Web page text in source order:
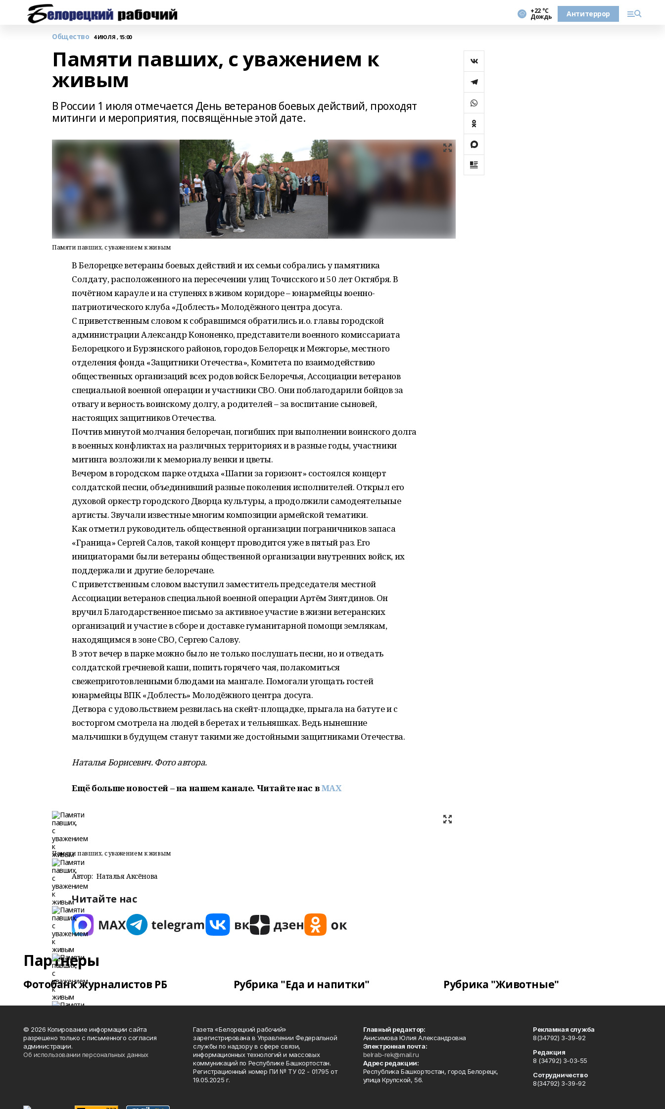
+22 °С
Дождь Антитеррор
Общество 4 ИЮЛЯ , 15:00
Памяти павших, с уважением к
живым
В России 1 июля отмечается День ветеранов боевых действий, проходят
митинги и мероприятия, посвящённые этой дате.
Памяти павших, с уважением к живым
В Белорецке ветераны боевых действий и их семьи собрались у памятника
Солдату, расположенного на пересечении улиц Точисского и 50 лет Октября. В
почётном карауле и на ступенях в живом коридоре – юнармейцы военно-
патриотического клуба «Доблесть» Молодёжного центра досуга.
С приветственным словом к собравшимся обратились и.о. главы городской
администрации Александр Кононенко, представители военного комиссариата
Белорецкого и Бурзянского районов, городов Белорецк и Межгорье, местного
отделения фонда «Защитники Отечества», Комитета по взаимодействию
общественных организаций всех родов войск Белоречья, Ассоциации ветеранов
специальной военной операции и участники СВО. Они поблагодарили бойцов за
отвагу и верность воинскому долгу, а родителей – за воспитание сыновей,
настоящих защитников Отечества.
Почтив минутой молчания белоречан, погибших при выполнении воинского долга
в военных конфликтах на различных территориях и в разные годы, участники
митинга возложили к мемориалу венки и цветы.
Вечером в городском парке отдыха «Шагни за горизонт» состоялся концерт
солдатской песни, объединивший разные поколения исполнителей. Открыл его
духовой оркестр городского Дворца культуры, а продолжили самодеятельные
артисты. Звучали известные многим композиции армейской тематики.
Как отметил руководитель общественной организации пограничников запаса
«Граница» Сергей Салов, такой концерт проводится уже в пятый раз. Его
инициаторами были ветераны общественной организации внутренних войск, их
поддержали и другие белоречане.
С приветственным словом выступил заместитель председателя местной
Ассоциации ветеранов специальной военной операции Артём Зиятдинов. Он
вручил Благодарственное письмо за активное участие в жизни ветеранских
организаций и участие в сборе и доставке гуманитарной помощи землякам,
находящимся в зоне СВО, Сергею Салову.
В этот вечер в парке можно было не только послушать песни, но и отведать
солдатской гречневой каши, попить горячего чая, полакомиться
свежеприготовленными блюдами на мангале. Помогали угощать гостей
юнармейцы ВПК «Доблесть» Молодёжного центра досуга.
Детвора с удовольствием резвилась на скейт-площадке, прыгала на батуте и с
восторгом смотрела на людей в беретах и тельняшках. Ведь нынешние
мальчишки в будущем станут такими же достойными защитниками Отечества.
Наталья Борисевич. Фото автора.
Ещё больше новостей – на нашем канале. Читайте нас вMAX
Памяти павших, с уважением к живым
Автор: Наталья Аксёнова
Читайте нас
Партнеры
Фотобанк журналистов РБ Рубрика "Еда и напитки" Рубрика "Животные"
© 2026 Копирование информации сайта
разрешено только с письменного согласия
администрации.
Об использовании персональных данных
Газета «Белорецкий рабочий»
зарегистрирована в Управлении Федеральной
службы по надзору в сфере связи,
информационных технологий и массовых
коммуникаций по Республике Башкортостан.
Регистрационный номер ПИ № ТУ 02 - 01795 от
19.05.2025 г.
Главный редактор:
Анисимова Юлия Александровна
Электронная почта:
belrab-rek@mail.ru
Адрес редакции:
Республика Башкортостан, город Белорецк,
улица Крупской, 56.
Рекламная служба
8(34792) 3-39-92
Редакция
8 (34792) 3-03-55
Сотрудничество
8(34792) 3-39-92